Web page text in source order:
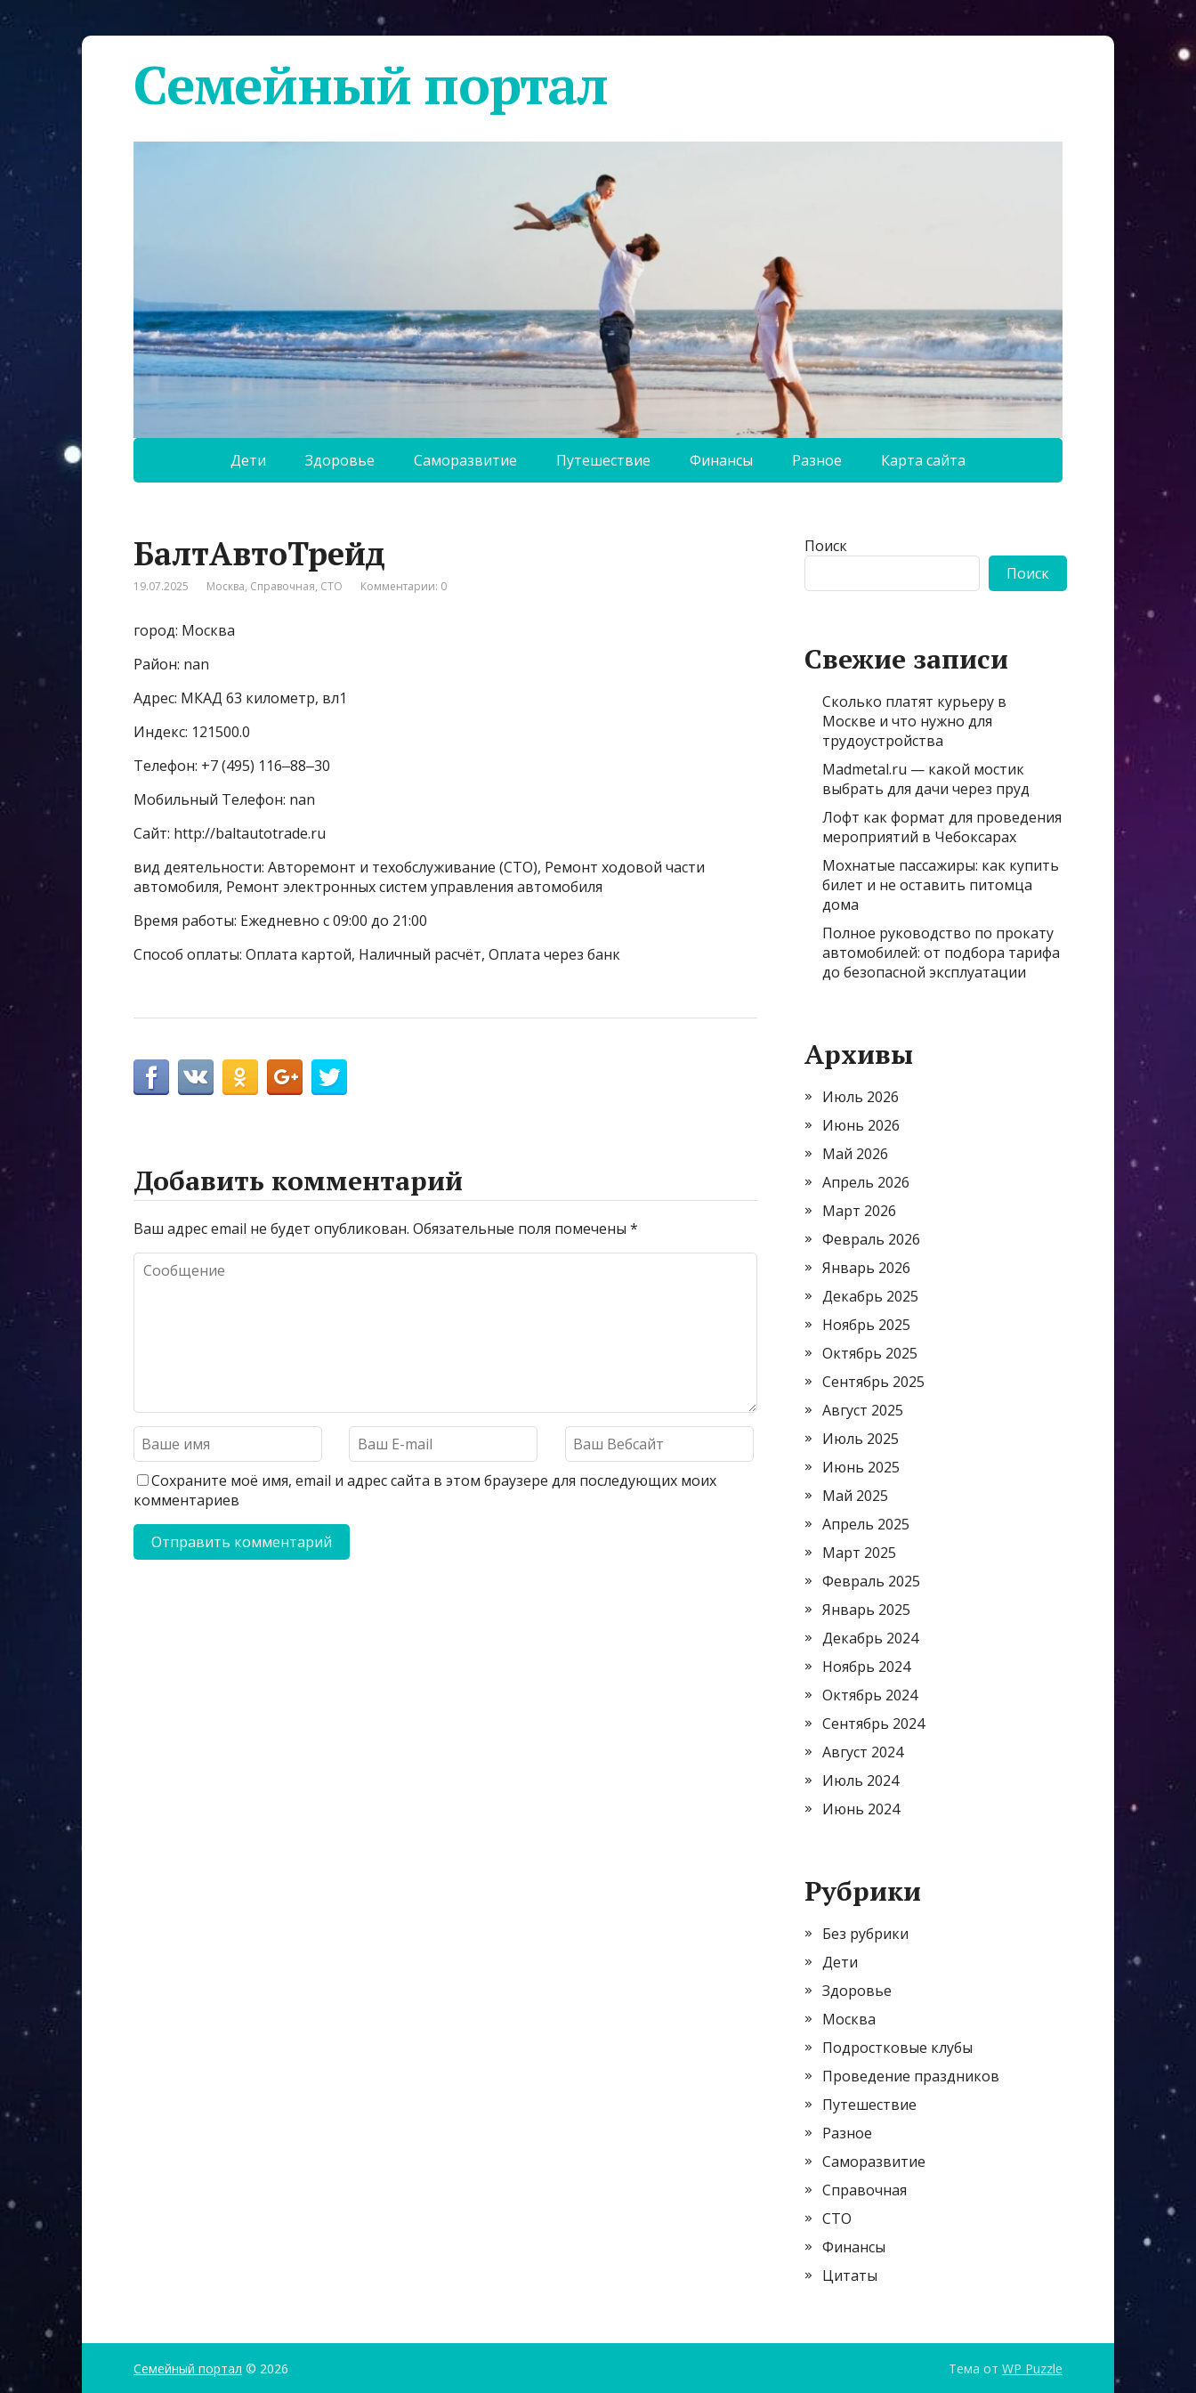
Семейный портал
Дети Здоровье Саморазвитие Путешествие Финансы Разное Карта сайта
БалтАвтоТрейд
19.07.2025 Москва, Справочная, СТО Комментарии: 0
город: Москва
Район: nan
Адрес: МКАД 63 километр, вл1
Индекс: 121500.0
Телефон: +7 (495) 116‒88‒30
Мобильный Телефон: nan
Сайт: http://baltautotrade.ru
вид деятельности: Авторемонт и техобслуживание (СТО), Ремонт ходовой части
автомобиля, Ремонт электронных систем управления автомобиля
Время работы: Ежедневно с 09:00 до 21:00
Способ оплаты: Оплата картой, Наличный расчёт, Оплата через банк
Добавить комментарий
Ваш адрес email не будет опубликован. Обязательные поля помечены *
Сохраните моё имя, email и адрес сайта в этом браузере для последующих моих
комментариев
Поиск
Поиск
Свежие записи
Сколько платят курьеру в
Москве и что нужно для
трудоустройства
Madmetal.ru — какой мостик
выбрать для дачи через пруд
Лофт как формат для проведения
мероприятий в Чебоксарах
Мохнатые пассажиры: как купить
билет и не оставить питомца
дома
Полное руководство по прокату
автомобилей: от подбора тарифа
до безопасной эксплуатации
Архивы
Июль 2026
Июнь 2026
Май 2026
Апрель 2026
Март 2026
Февраль 2026
Январь 2026
Декабрь 2025
Ноябрь 2025
Октябрь 2025
Сентябрь 2025
Август 2025
Июль 2025
Июнь 2025
Май 2025
Апрель 2025
Март 2025
Февраль 2025
Январь 2025
Декабрь 2024
Ноябрь 2024
Октябрь 2024
Сентябрь 2024
Август 2024
Июль 2024
Июнь 2024
Рубрики
Без рубрики
Дети
Здоровье
Москва
Подростковые клубы
Проведение праздников
Путешествие
Разное
Саморазвитие
Справочная
СТО
Финансы
Цитаты
Семейный портал © 2026 Тема от WP Puzzle